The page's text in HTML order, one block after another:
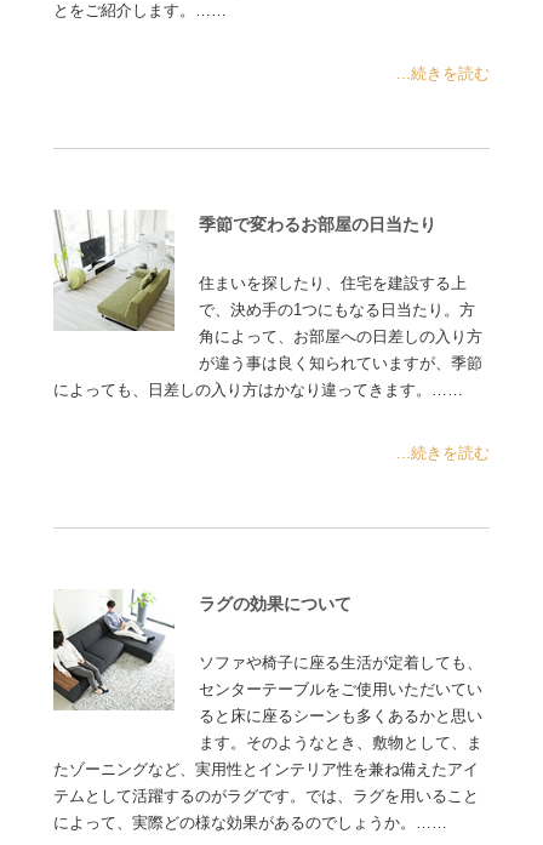
とをご紹介します。……
...続きを読む
季節で変わるお部屋の日当たり
住まいを探したり、住宅を建設する上
で、決め手の1つにもなる日当たり。方
角によって、お部屋への日差しの入り方
が違う事は良く知られていますが、季節
によっても、日差しの入り方はかなり違ってきます。……
...続きを読む
ラグの効果について
ソファや椅子に座る生活が定着しても、
センターテーブルをご使用いただいてい
ると床に座るシーンも多くあるかと思い
ます。そのようなとき、敷物として、ま
たゾーニングなど、実用性とインテリア性を兼ね備えたアイ
テムとして活躍するのがラグです。では、ラグを用いること
によって、実際どの様な効果があるのでしょうか。……